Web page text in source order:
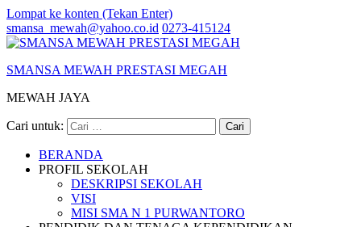
Lompat ke konten (Tekan Enter)
smansa_mewah@yahoo.co.id 0273-415124
SMANSA MEWAH PRESTASI MEGAH
MEWAH JAYA
Cari untuk:
BERANDA
PROFIL SEKOLAH
DESKRIPSI SEKOLAH
VISI
MISI SMA N 1 PURWANTORO